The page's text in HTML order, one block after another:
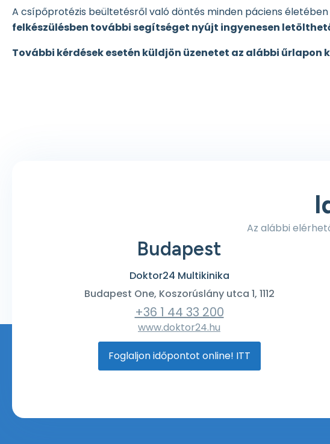
A csípőprotézis beültetésről való döntés minden páciens
felkészülésben további segítséget nyújt ingyenesen
További kérdések esetén küldjön üzenetet az alábbi
Az alábbi
Budapest
Doktor24 Multikinika
Budapest One, Koszorúslány utca 1, 1112
+36 1 44 33 200
www.doktor24.hu
Foglaljon időpontot online! ITT